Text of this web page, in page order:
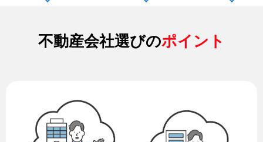
不動産会社選びのポイント